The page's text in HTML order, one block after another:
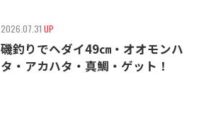
2026.07.31 UP
磯釣りでヘダイ49㎝・オオモンハ
タ・アカハタ・真鯛・ゲット！